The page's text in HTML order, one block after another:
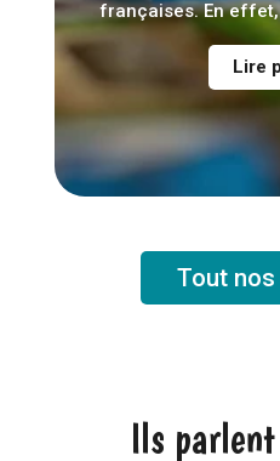
françaises. En
Lire
Tout
Ils